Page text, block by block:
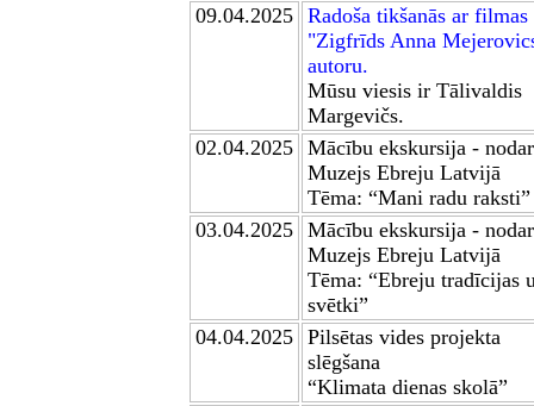
09.04.2025 Radoša tikšanās ar filmas
"Zigfrīds Anna
autoru.
Mūsu viesis ir Tālivaldis
Margevičs.
02.04.2025 Mācību ekskursija -
Muzejs Ebreju Latvijā
Tēma: “Mani radu raksti”
03.04.2025 Mācību ekskursija -
Muzejs Ebreju Latvijā
Tēma: “Ebreju tradīcijas
svētki”
04.04.2025 Pilsētas vides projekta
slēgšana
“Klimata dienas skolā”